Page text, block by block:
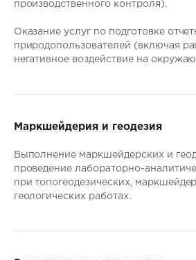
производственного контроля).
Оказание услуг по подготовке
природопользователей (включая
негативное воздействие на
Маркшейдерия и геодезия
Выполнение маркшейдерских и
проведение лабораторно-
при топогеодезических,
геологических работах.